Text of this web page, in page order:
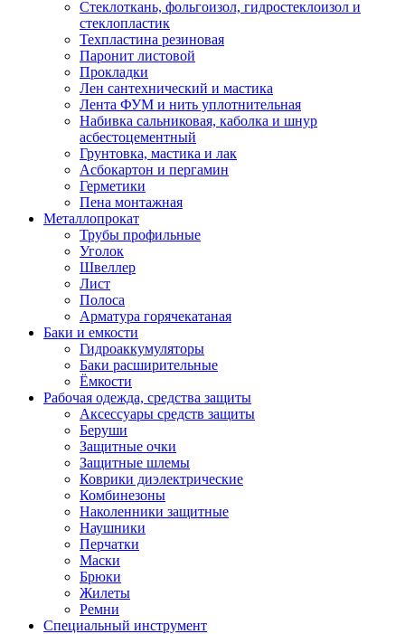
Стеклоткань, фольгоизол, гидростеклоизол и
стеклопластик
Техпластина резиновая
Паронит листовой
Прокладки
Лен сантехнический и мастика
Лента ФУМ и нить уплотнительная
Набивка сальниковая, каболка и шнур
асбестоцементный
Грунтовка, мастика и лак
Асбокартон и пергамин
Герметики
Пена монтажная
Металлопрокат
Трубы профильные
Уголок
Швеллер
Лист
Полоса
Арматура горячекатаная
Баки и емкости
Гидроаккумуляторы
Баки расширительные
Ёмкости
Рабочая одежда, средства защиты
Аксессуары средств защиты
Беруши
Защитные очки
Защитные шлемы
Коврики диэлектрические
Комбинезоны
Наколенники защитные
Наушники
Перчатки
Маски
Брюки
Жилеты
Ремни
Специальный инструмент